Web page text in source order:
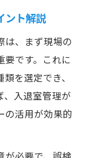
ント解説
は、まず現場の
です。これに
を選定でき、
、入退室管理が
の活用が効果的